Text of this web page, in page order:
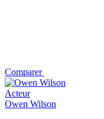
Comparer
Acteur
Owen Wilson